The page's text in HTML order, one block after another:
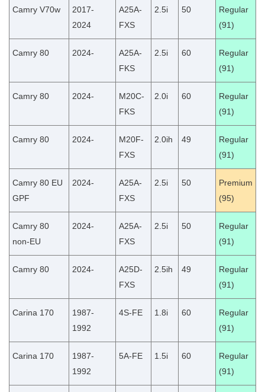
Camry V70w
2017-
2024
A25A-
FXS
2.5i 50
Regular
(91)
Camry 80 2024-
A25A-
FKS
2.5i 60
Regular
(91)
Camry 80 2024-
M20C-
FKS
2.0i 60
Regular
(91)
Camry 80 2024-
M20F-
FXS
2.0ih 49
Regular
(91)
Camry 80 EU
GPF
2024-
A25A-
FXS
2.5i 50
Premium
(95)
Camry 80
non-EU
2024-
A25A-
FXS
2.5i 50
Regular
(91)
Camry 80 2024-
A25D-
FXS
2.5ih 49
Regular
(91)
Carina 170
1987-
1992
4S-FE 1.8i 60
Regular
(91)
Carina 170
1987-
1992
5A-FE 1.5i 60
Regular
(91)